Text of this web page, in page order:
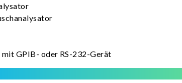
GPIB- oder RS-232-Gerät